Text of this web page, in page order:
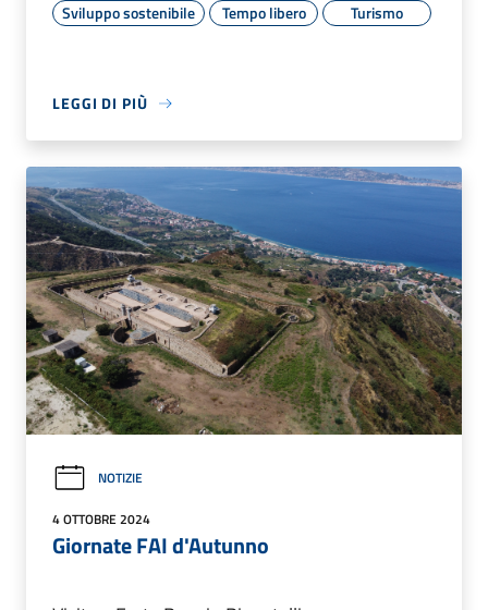
Sviluppo sostenibile
Tempo libero Turismo
LEGGI DI PIÙ
NOTIZIE
4 OTTOBRE 2024
Giornate FAI d'Autunno